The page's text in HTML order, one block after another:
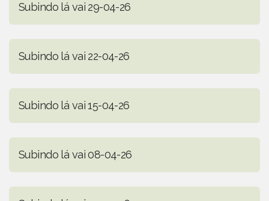
Subindo lá vai 29-04-26
Subindo lá vai 22-04-26
Subindo lá vai 15-04-26
Subindo lá vai 08-04-26